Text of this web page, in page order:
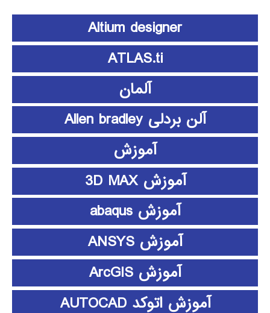
Altium designer
ATLAS.ti
آلمان
آلن بردلی Allen bradley
آموزش
آموزش 3D MAX
آموزش abaqus
آموزش ANSYS
آموزش ArcGIS
آموزش اتوکد AUTOCAD